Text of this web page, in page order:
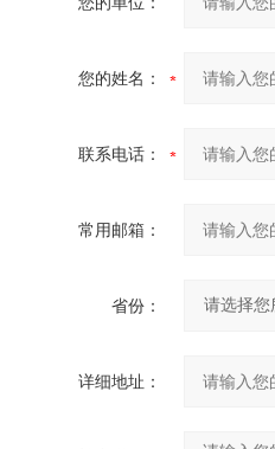
您的姓名：
联系电话：
常用邮箱：
省份：
详细地址：